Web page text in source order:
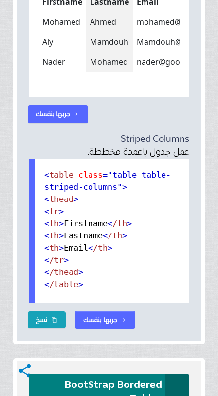
جربها بنفسك chevron_right
Striped Columns
عمل جدول باعمدة مخططة.
<table class="table table-
striped-columns">
<thead>
<tr>
<th>Firstname</th>
<th>Lastname</th>
<th>Email</th>
</tr>
</thead>
</table>
نسخ content_copy جربها بنفسك chevron_right
share
BootStrap Bordered